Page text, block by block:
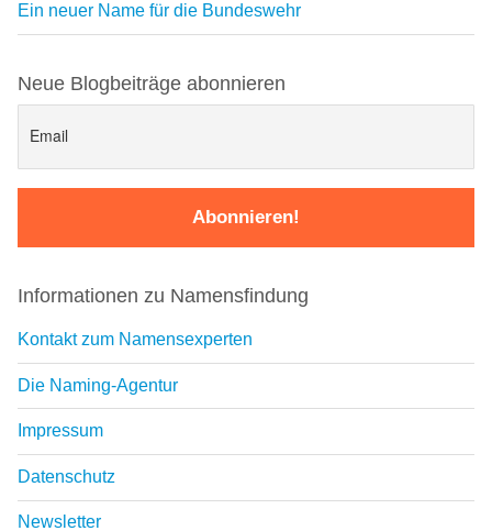
Ein neuer Name für die Bundeswehr
Neue Blogbeiträge abonnieren
Informationen zu Namensfindung
Kontakt zum Namensexperten
Die Naming-Agentur
Impressum
Datenschutz
Newsletter